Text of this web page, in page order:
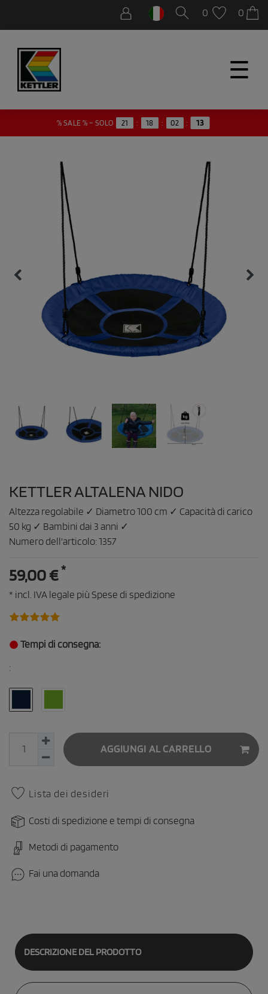
0 0
☰
KETTLER ALTALENA NIDO
Altezza regolabile ✓ Diametro 100 cm ✓ Capacità di carico
50 kg ✓ Bambini dai 3 anni ✓
Numero dell'articolo: 1357
59,00 €*
* incl. IVA legale più Spese di spedizione
Tempi di consegna:
:
AGGIUNGI AL CARRELLO
Lista dei desideri
Costi di spedizione e tempi di consegna
Metodi di pagamento
Fai una domanda
DESCRIZIONE DEL PRODOTTO
% SALE % – SOLO 21 : 18 : 02 : 13